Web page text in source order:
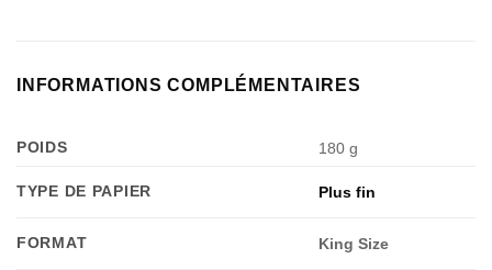
INFORMATIONS COMPLÉMENTAIRES
POIDS 180 g
TYPE DE PAPIER Plus fin
FORMAT King Size